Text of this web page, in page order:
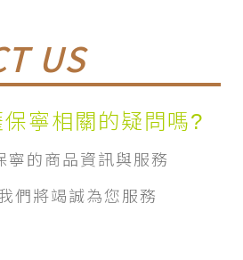
US
寧相關的疑問嗎?
寧的商品資訊與服務
們將竭誠為您服務